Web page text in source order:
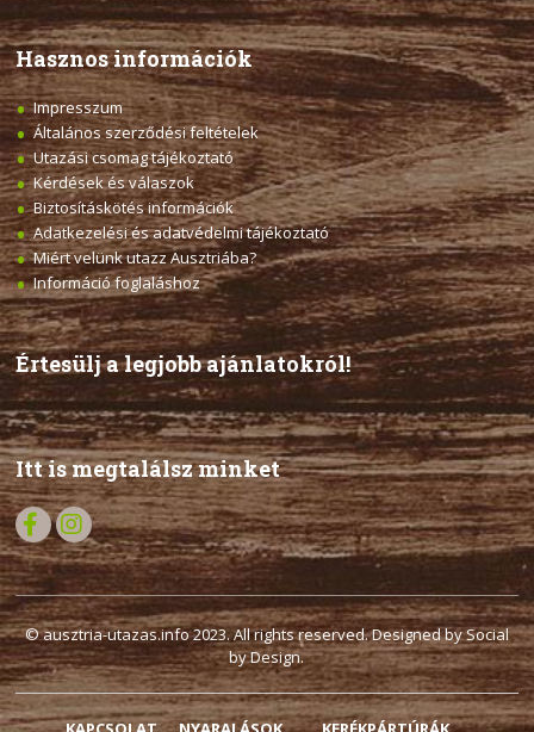
Hasznos információk
Impresszum
Általános szerződési feltételek
Utazási csomag tájékoztató
Kérdések és válaszok
Biztosításkötés információk
Adatkezelési és adatvédelmi tájékoztató
Miért velünk utazz Ausztriába?
Információ foglaláshoz
Értesülj a legjobb ajánlatokról!
Itt is megtalálsz minket
© ausztria-utazas.info 2023. All rights reserved. Designed by Social
by Design.